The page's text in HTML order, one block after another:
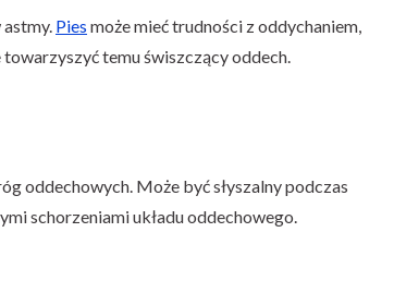
Pies może mieć trudności z oddychaniem,
temu świszczący oddech.
oddechowych. Może być słyszalny podczas
schorzeniami układu oddechowego.